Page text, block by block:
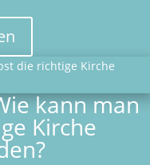
kann man
Kirche